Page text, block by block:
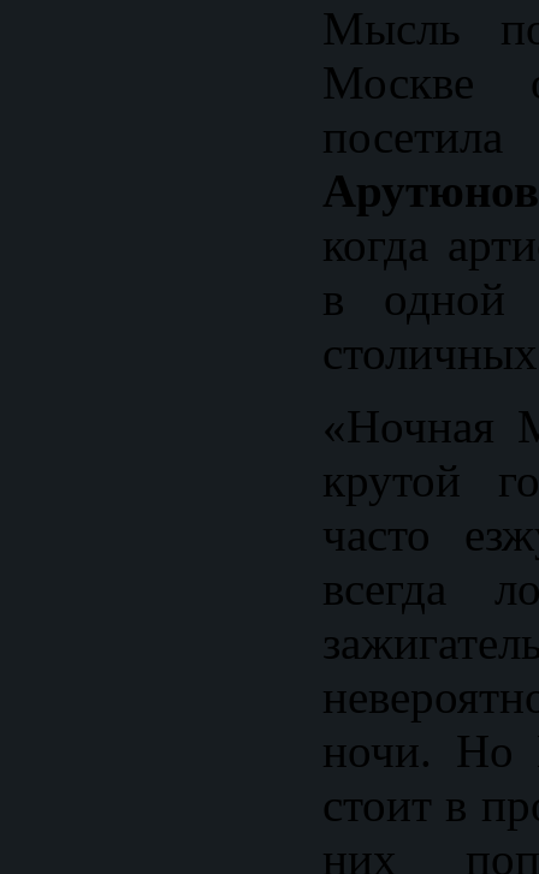
Мысль
Москве
когда
в одной
«Ночная
крутой
часто
всегда
ночи. Но
стоит в
них